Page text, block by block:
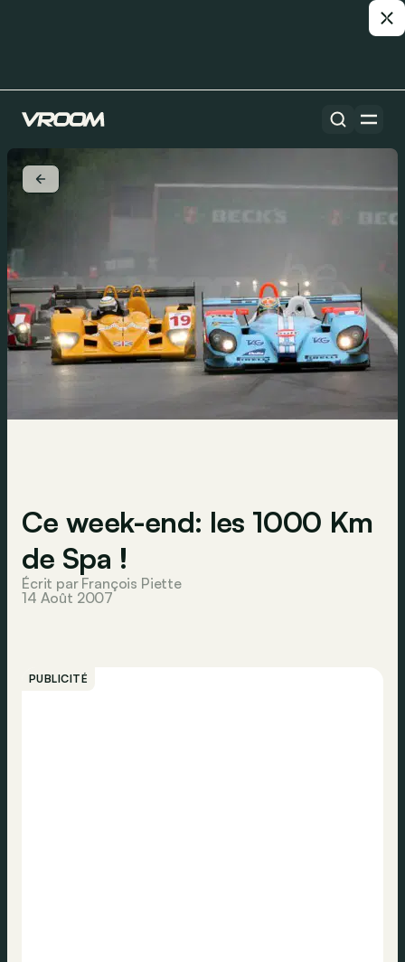
Ce week-end: les 1000 Km
de Spa !
Écrit par François Piette
14 Août 2007
PUBLICITÉ